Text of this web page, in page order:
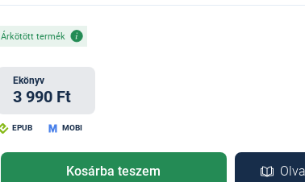
Árkötött termék
Ekönyv
3 990 Ft
EPUB MOBI
Kosárba teszem